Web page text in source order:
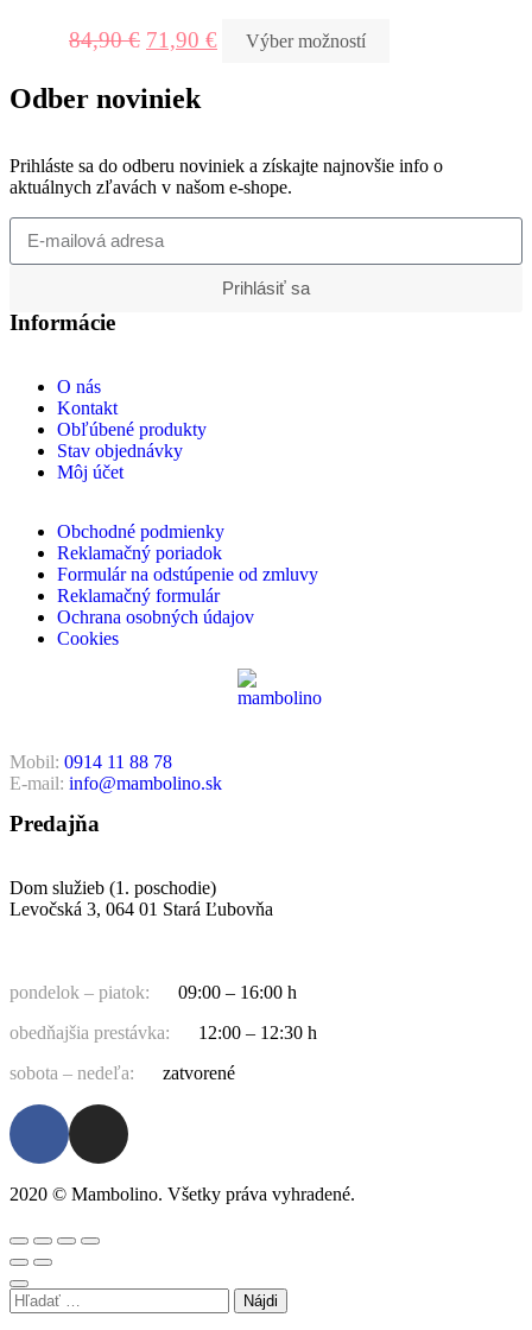
84,90€ 71,90 € Výber možností
Odber noviniek
Prihláste sa do odberu noviniek a získajte najnovšie info o
aktuálnych zľavách v našom e-shope.
Prihlásiť sa
Informácie
O nás
Kontakt
Obľúbené produkty
Stav objednávky
Môj účet
Obchodné podmienky
Reklamačný poriadok
Formulár na odstúpenie od zmluvy
Reklamačný formulár
Ochrana osobných údajov
Cookies
Mobil: 0914 11 88 78
E-mail: info@mambolino.sk
Predajňa
Dom služieb (1. poschodie)
Levočská 3, 064 01 Stará Ľubovňa
pondelok – piatok:
09:00 – 16:00 h
obedňajšia prestávka:
12:00 – 12:30 h
sobota – nedeľa:
zatvorené
2020 © Mambolino. Všetky práva vyhradené.